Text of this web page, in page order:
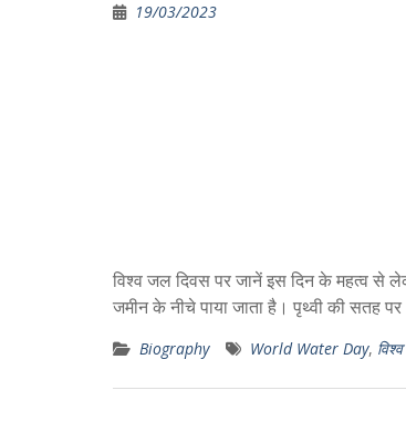
19/03/2023
विश्व जल दिवस पर जानें इस दिन के महत्व से
जमीन के नीचे पाया जाता है। पृथ्वी की सतह पर
Biography World Water Day,